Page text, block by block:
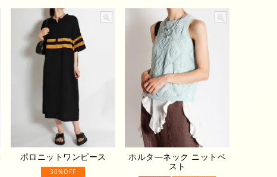
ポロニットワンピース
30%OFF
ホルタ―ネック ニットベ
スト